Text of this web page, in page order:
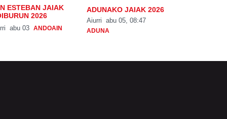
ESTEBAN JAIAK
2026
abu 03 ANDOAIN
ADUNAKO JAIAK 2026
Aiurri abu 05, 08:47
ADUNA